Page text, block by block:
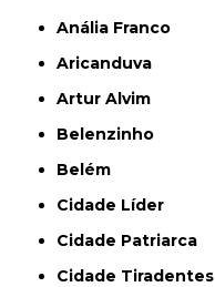
Anália Franco
Aricanduva
Artur Alvim
Belenzinho
Belém
Cidade Líder
Cidade Patriarca
Cidade Tiradentes